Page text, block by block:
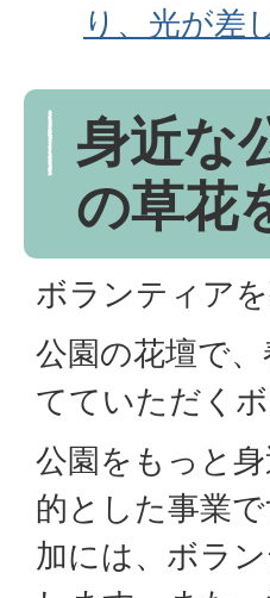
り、光が差
身近な
の草花
ボランティア
公園の花壇で
てていただく
公園をもっと
的とした事業
加には、ボラ